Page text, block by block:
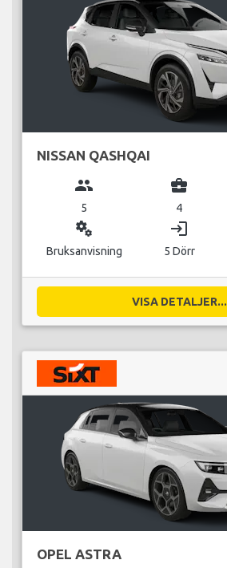
NISSAN QASHQAI
group
5
business_center
4
miscellaneous_services
Bruksanvisning
login
5 Dörr
VISA DETALJER...
OPEL ASTRA